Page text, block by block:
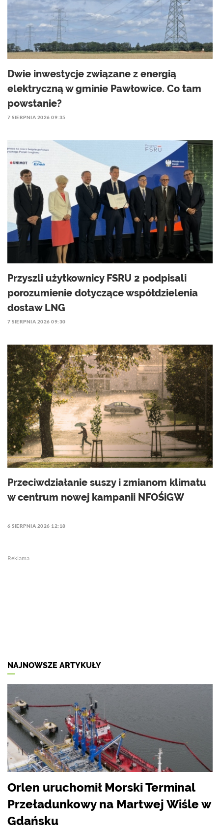
Dwie inwestycje związane z energią
elektryczną w gminie Pawłowice. Co tam
powstanie?
7 SIERPNIA 2026 09:35
Przyszli użytkownicy FSRU 2 podpisali
porozumienie dotyczące współdzielenia
dostaw LNG
7 SIERPNIA 2026 09:30
Przeciwdziałanie suszy i zmianom klimatu
w centrum nowej kampanii NFOŚiGW
6 SIERPNIA 2026 12:18
Reklama
NAJNOWSZE ARTYKUŁY
Orlen uruchomił Morski Terminal
Przeładunkowy na Martwej Wiśle w
Gdańsku